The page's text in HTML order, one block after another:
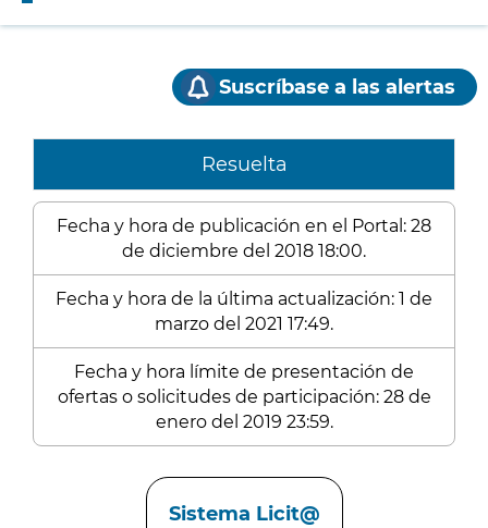
Suscríbase a las alertas
Resuelta
Fecha y hora de publicación en el Portal: 28
de diciembre del 2018 18:00.
Fecha y hora de la última actualización: 1 de
marzo del 2021 17:49.
Fecha y hora límite de presentación de
ofertas o solicitudes de participación: 28 de
enero del 2019 23:59.
Sistema Licit@